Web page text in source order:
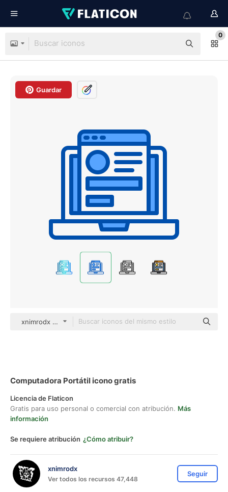
0
Guardar
xnimrodx Blue
Computadora Portátil icono gratis
Licencia de Flaticon
Gratis para uso personal o comercial con atribución. Más
información
Se requiere atribución ¿Cómo atribuir?
xnimrodx
Ver todos los recursos 47,448
Seguir